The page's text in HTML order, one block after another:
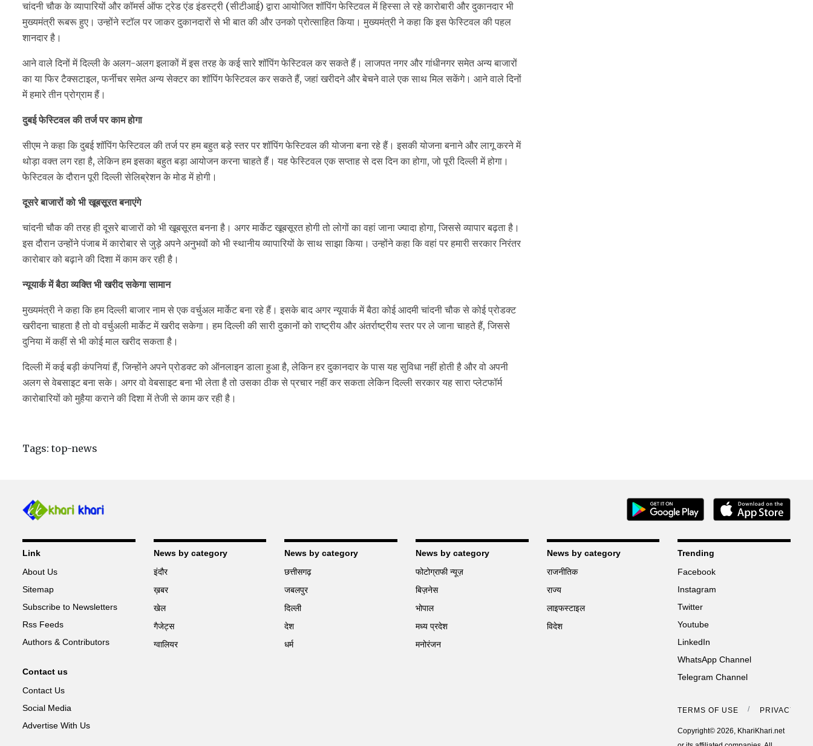
चांदनी चौक के व्यापारियों और कॉमर्स ऑफ ट्रेड एंड इंडस्ट्री (सीटीआई) द्वारा आयोजित शॉपिंग फेस्टिवल में हिस्सा ले रहे कारोबारी और दुकानदार भी
मुख्यमंत्री रूबरू हुए। उन्होंने स्टॉल पर जाकर दुकानदारों से भी बात की और उनको प्रोत्साहित किया। मुख्यमंत्री ने कहा कि इस फेस्टिवल की पहल
शानदार है।
आने वाले दिनों में दिल्ली के अलग-अलग इलाकों में इस तरह के कई सारे शॉपिंग फेस्टिवल कर सकते हैं। लाजपत नगर और गांधीनगर समेत अन्य बाजारों
का या फिर टैक्सटाइल, फर्नीचर समेत अन्य सेक्टर का शॉपिंग फेस्टिवल कर सकते हैं, जहां खरीदने और बेचने वाले एक साथ मिल सकेंगे। आने वाले दिनों
में हमारे तीन प्रोग्राम हैं।
दुबई फेस्टिवल की तर्ज पर काम होगा
सीएम ने कहा कि दुबई शॉपिंग फेस्टिवल की तर्ज पर हम बहुत बड़े स्तर पर शॉपिंग फेस्टिवल की योजना बना रहे हैं। इसकी योजना बनाने और लागू करने में
थोड़ा वक्त लग रहा है, लेकिन हम इसका बहुत बड़ा आयोजन करना चाहते हैं। यह फेस्टिवल एक सप्ताह से दस दिन का होगा, जो पूरी दिल्ली में होगा।
फेस्टिवल के दौरान पूरी दिल्ली सेलिब्रेशन के मोड में होगी।
दूसरे बाजारों को भी खूबसूरत बनाएंगे
चांदनी चौक की तरह ही दूसरे बाजारों को भी खूबसूरत बनना है। अगर मार्केट खूबसूरत होगी तो लोगों का वहां जाना ज्यादा होगा, जिससे व्यापार बढ़ता है।
इस दौरान उन्होंने पंजाब में कारोबार से जुड़े अपने अनुभवों को भी स्थानीय व्यापारियों के साथ साझा किया। उन्होंने कहा कि वहां पर हमारी सरकार निरंतर
कारोबार को बढ़ाने की दिशा में काम कर रही है।
न्यूयार्क में बैठा व्यक्ति भी खरीद सकेगा सामान
मुख्यमंत्री ने कहा कि हम दिल्ली बाजार नाम से एक वर्चुअल मार्केट बना रहे हैं। इसके बाद अगर न्यूयार्क में बैठा कोई आदमी चांदनी चौक से कोई प्रोडक्ट
खरीदना चाहता है तो वो वर्चुअली मार्केट में खरीद सकेगा। हम दिल्ली की सारी दुकानों को राष्ट्रीय और अंतर्राष्ट्रीय स्तर पर ले जाना चाहते हैं, जिससे
दुनिया में कहीं से भी कोई माल खरीद सकता है।
दिल्ली में कई बड़ी कंपनियां हैं, जिन्होंने अपने प्रोडक्ट को ऑनलाइन डाला हुआ है, लेकिन हर दुकानदार के पास यह सुविधा नहीं होती है और वो अपनी
अलग से वेबसाइट बना सके। अगर वो वेबसाइट बना भी लेता है तो उसका ठीक से प्रचार नहीं कर सकता लेकिन दिल्ली सरकार यह सारा प्लेटफॉर्म
कारोबारियों को मुहैया कराने की दिशा में तेजी से काम कर रही है।
Tags: top-news
Link
About Us
Sitemap
Subscribe to Newsletters
Rss Feeds
Authors & Contributors
Contact us
Contact Us
Social Media
Advertise With Us
News by category
इंदौर
ख़बर
खेल
गैजेट्स
ग्वालियर
News by category
छत्तीसगढ़
जबलपुर
दिल्ली
देश
धर्म
News by category
फोटोग्राफी न्यूज़
बिज़नेस
भोपाल
मध्य प्रदेश
मनोरंजन
News by category
राजनीतिक
राज्य
लाइफस्टाइल
विदेश
Trending
Facebook
Instagram
Twitter
Youtube
LinkedIn
WhatsApp Channel
Telegram Channel
TERMS OF USE PRIVACY
Copyright© 2026, KhariKhari.net